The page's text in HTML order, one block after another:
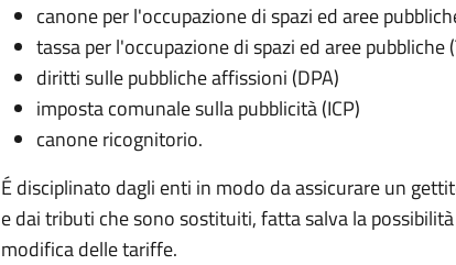
canone per l'occupazione di spazi ed aree
tassa per l'occupazione di spazi ed aree pubbliche
diritti sulle pubbliche affissioni (DPA)
imposta comunale sulla pubblicità (ICP)
canone ricognitorio.
É disciplinato dagli enti in modo da assicurare un
e dai tributi che sono sostituiti, fatta salva la
modifica delle tariffe.